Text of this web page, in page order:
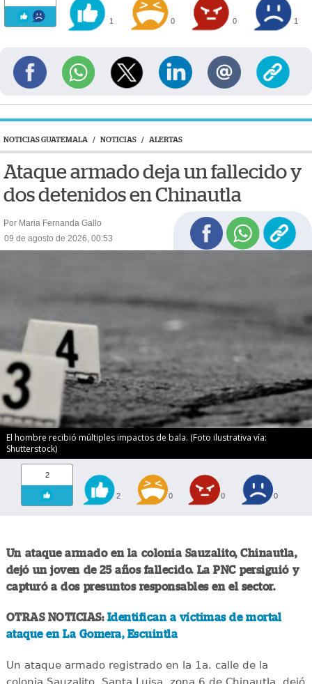
1 0 0 1
NOTICIAS GUATEMALA / NOTICIAS / ALERTAS
Ataque armado deja un fallecido y
dos detenidos en Chinautla
Por Maria Fernanda Gallo
09 de agosto de 2026, 00:53
El hombre recibió múltiples impactos de bala. (Foto ilustrativa vía:
Shutterstock)
2
2 0 0 0
Un ataque armado en la colonia Sauzalito, Chinautla,
dejó un joven de 25 años fallecido. La PNC persiguió y
capturó a dos presuntos responsables en el sector.
OTRAS NOTICIAS:Identifican a víctimas de mortal
ataque en La Gomera, Escuintla
Un ataque armado registrado en la 1a. calle de la